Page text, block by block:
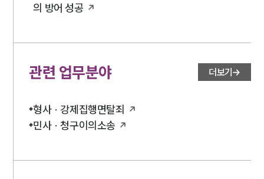
의 방어 성공
관련 업무분야 더보기
형사 · 강제집행면탈죄
민사 · 청구이의소송